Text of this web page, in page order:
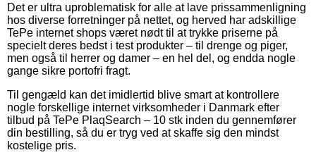
Det er ultra uproblematisk for alle at lave prissammenligning
hos diverse forretninger på nettet, og herved har adskillige
TePe internet shops været nødt til at trykke priserne på
specielt deres bedst i test produkter – til drenge og piger,
men også til herrer og damer – en hel del, og endda nogle
gange sikre portofri fragt.
Til gengæld kan det imidlertid blive smart at kontrollere
nogle forskellige internet virksomheder i Danmark efter
tilbud på TePe PlaqSearch – 10 stk inden du gennemfører
din bestilling, så du er tryg ved at skaffe sig den mindst
kostelige pris.